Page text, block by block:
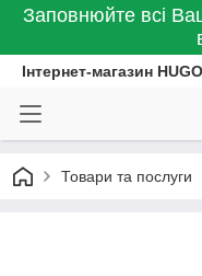
Заповнюйте всі
Інтернет-магазин HUGO
Товари та послуги